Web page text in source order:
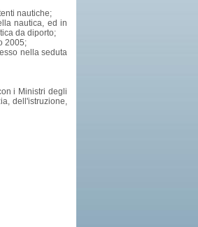
nautiche;
nautica, ed in
da diporto;
2005;
nella seduta
i Ministri degli
dell'istruzione,